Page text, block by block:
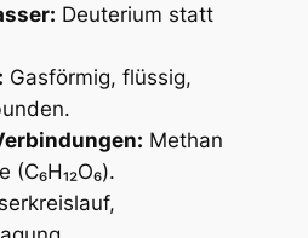
Deuterium statt
Gasförmig, flüssig,
Methan
(C₆H₁₂O₆).